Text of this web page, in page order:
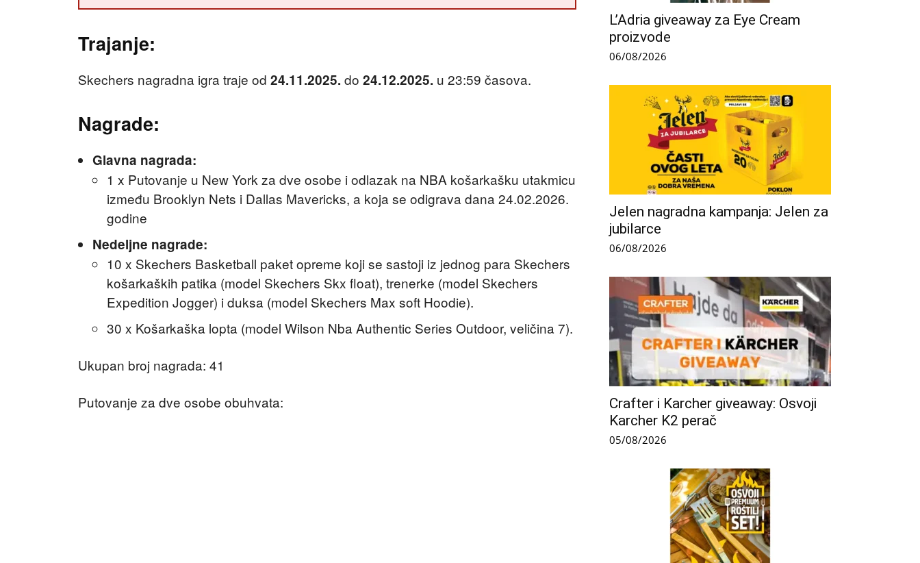
Trajanje:
Skechers nagradna igra traje od 24.11.2025. do 24.12.2025. u 23:59 časova.
Nagrade:
Glavna nagrada:
1 x Putovanje u New York za dve osobe i odlazak na NBA košarkašku utakmicu
između Brooklyn Nets i Dallas Mavericks, a koja se odigrava dana 24.02.2026.
godine
Nedeljne nagrade:
10 x Skechers Basketball paket opreme koji se sastoji iz jednog para Skechers
košarkaških patika (model Skechers Skx float), trenerke (model Skechers
Expedition Jogger) i duksa (model Skechers Max soft Hoodie).
30 x Košarkaška lopta (model Wilson Nba Authentic Series Outdoor, veličina 7).
Ukupan broj nagrada: 41
Putovanje za dve osobe obuhvata:
L’Adria giveaway za Eye Cream
proizvode
06/08/2026
Jelen nagradna kampanja: Jelen za
jubilarce
06/08/2026
Crafter i Karcher giveaway: Osvoji
Karcher K2 perač
05/08/2026